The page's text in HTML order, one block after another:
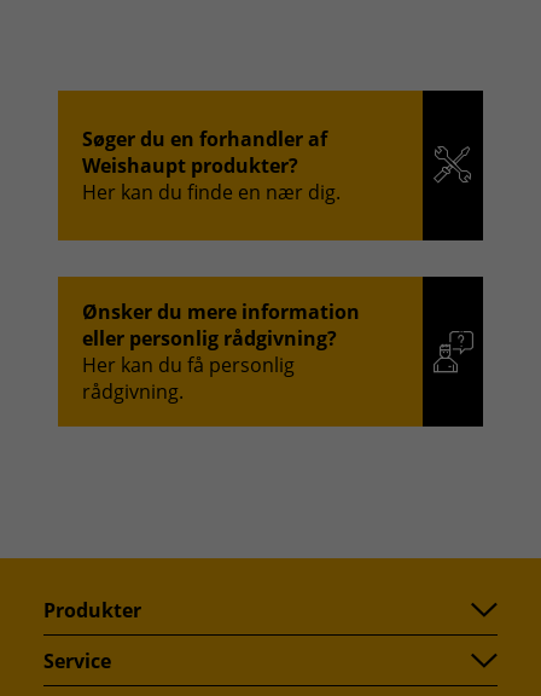
Søger du en forhandler af
Weishaupt produkter?
Her kan du finde en nær dig.
Ønsker du mere information
eller personlig rådgivning?
Her kan du få personlig
rådgivning.
Produkter
Service